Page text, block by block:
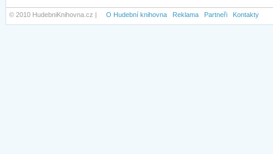
© 2010 HudebniKnihovna.cz | O Hudební knihovna Reklama Partneři Kontakty